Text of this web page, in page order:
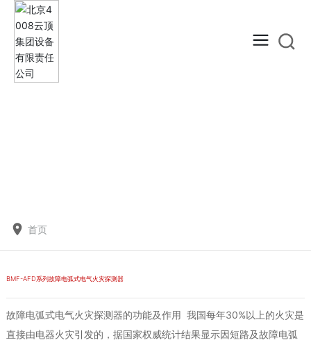
首页
BMF-AFD系列故障电弧式电气火灾探测器
故障电弧式电气火灾探测器的功能及作用 我国每年30%以上的火灾是
直接由电器火灾引发的，据国家权威统计结果显示因短路及故障电弧